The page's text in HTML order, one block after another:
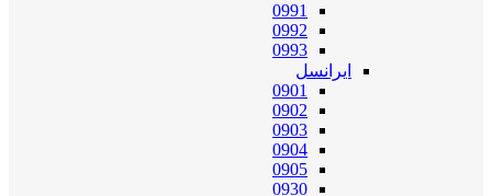
0991
0992
0993
ایرانسل
0901
0902
0903
0904
0905
0930